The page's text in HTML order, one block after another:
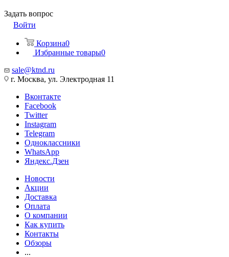
Задать вопрос
Войти
Корзина0
Избранные товары0
sale@ktnd.ru
г. Москва, ул. Электродная 11
Вконтакте
Facebook
Twitter
Instagram
Telegram
Одноклассники
WhatsApp
Яндекс.Дзен
Новости
Акции
Доставка
Оплата
О компании
Как купить
Контакты
Обзоры
...